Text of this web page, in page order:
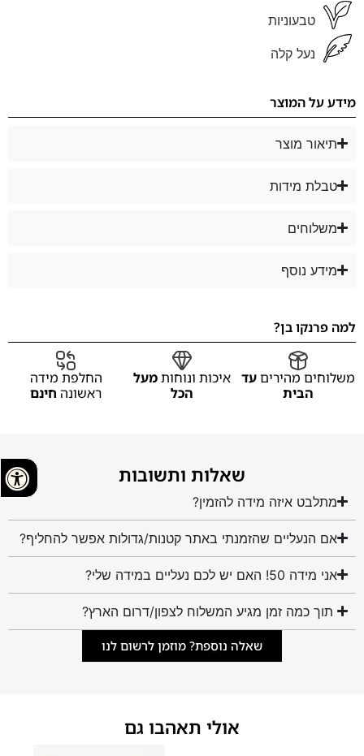
טבעוניות
נעל קלה
מידע על המוצר
תיאור מוצר
טבלת מידות
משלוחים
מידע נוסף
למה פרנקו בן?
משלוחים מהיריםעד
הבית
איכות ונוחותמעל
הכל
החלפת מידה
ראשונה חינם
שאלות ותשובות
מתלבט איזה מידה להזמין?
אם הנעליים שהזמנתי באתר קטנות/גדולות אפשר להחליף?
אני מידה 50! האם יש לכם נעליים במידה שלי?
תוך כמה זמן מגיע המשלוח לצפון/דרום הארץ?
שאלה נוספת? מוזמן לרשום לנו
אולי תאהבו גם